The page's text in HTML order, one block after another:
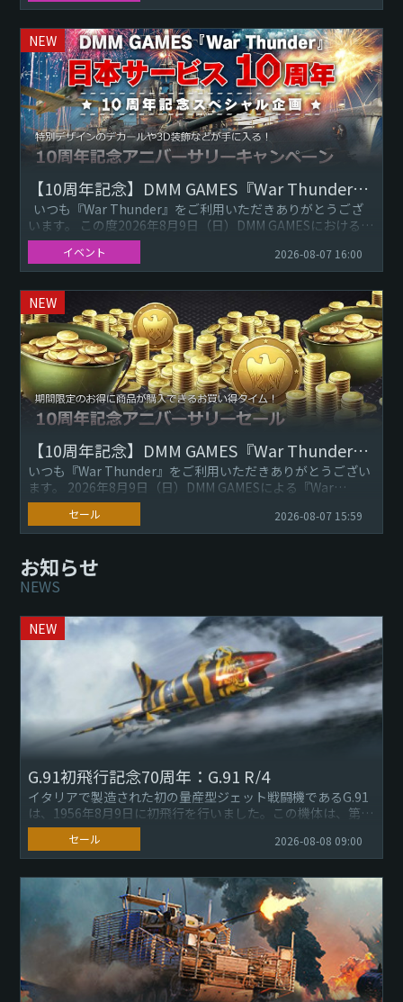
NEW
【10周年記念】DMM GAMES『War Thunder』日本サービス開始アニバーサリーキャンペーン
いつも『War Thunder』をご利用いただきありがとうござ
います。 この度2026年8月9日（日）DMM GAMESにおける
『War Thund
イベント 2026-08-07 16:00
NEW
【10周年記念】DMM GAMES『War Thunder』日本サービス開始アニバーサリーセール
いつも『War Thunder』をご利用いただきありがとうござい
ます。 2026年8月9日（日）DMM GAMESによる『War
Thunder』日本サー
セール 2026-08-07 15:59
お知らせ
NEWS
NEW
G.91初飛行記念70周年：G.91 R/4
イタリアで製造された初の量産型ジェット戦闘機であるG.91
は、1956年8月9日に初飛行を行いました。この機体は、第二
次世界大戦後のイタリア軍事航空の復活の
セール 2026-08-08 09:00